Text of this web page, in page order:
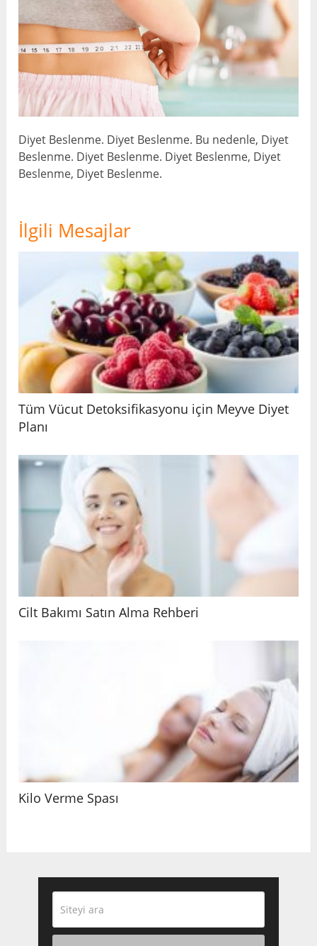
Diyet Beslenme. Diyet Beslenme. Bu nedenle, Diyet
Beslenme. Diyet Beslenme. Diyet Beslenme, Diyet
Beslenme, Diyet Beslenme.
İlgili Mesajlar
Tüm Vücut Detoksifikasyonu için Meyve Diyet
Planı
Cilt Bakımı Satın Alma Rehberi
Kilo Verme Spası